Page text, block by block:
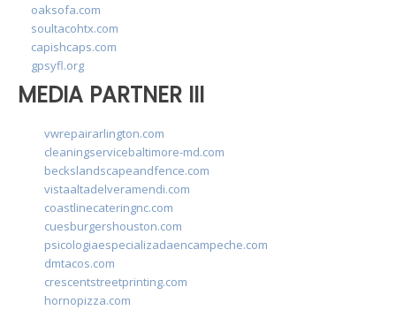
oaksofa.com
soultacohtx.com
capishcaps.com
gpsyfl.org
MEDIA PARTNER III
vwrepairarlington.com
cleaningservicebaltimore-md.com
beckslandscapeandfence.com
vistaaltadelveramendi.com
coastlinecateringnc.com
cuesburgershouston.com
psicologiaespecializadaencampeche.com
dmtacos.com
crescentstreetprinting.com
hornopizza.com